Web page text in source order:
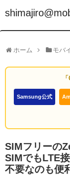
ホーム モバ
Samsung公式
SIMフリーの
SIMでもLTE
不要なのも便